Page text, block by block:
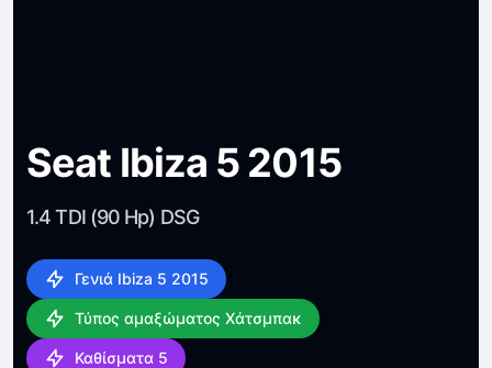
Seat Ibiza 5 2015
1.4 TDI (90 Hp) DSG
Γενιά Ibiza 5 2015
Τύπος αμαξώματος Χάτσμπακ
Καθίσματα 5